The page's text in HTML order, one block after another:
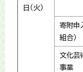
日（火）
寄附申
組合）
文化芸
事業